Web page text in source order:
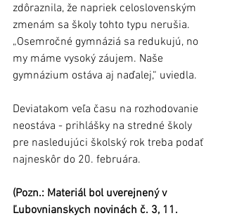
zdôraznila, že napriek celoslovenským
zmenám sa školy tohto typu nerušia.
„Osemročné gymnáziá sa redukujú, no
my máme vysoký záujem. Naše
gymnázium ostáva aj naďalej,“ uviedla.
Deviatakom veľa času na rozhodovanie
neostáva - prihlášky na stredné školy
pre nasledujúci školský rok treba podať
najneskôr do 20. februára.
(Pozn.: Materiál bol uverejnený v
Ľubovnianskych novinách č. 3, 11.